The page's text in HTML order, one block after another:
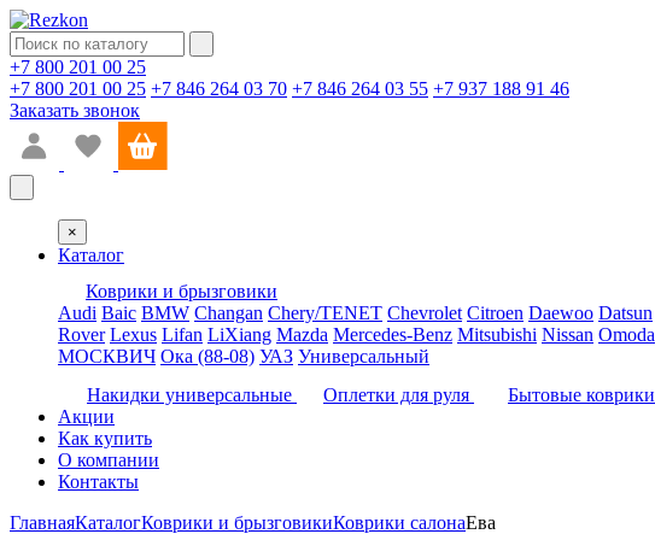
+7 800 201 00 25
+7 800 201 00 25 +7 846 264 03 70 +7 846 264 03 55 +7 937 188 91 46
Заказать звонок
×
Каталог
Коврики и брызговики
Audi Baic BMW Changan Chery/TENET Chevrolet Citroen Daewoo Datsun
Rover Lexus Lifan LiXiang Mazda Mercedes-Benz Mitsubishi Nissan Omoda
МОСКВИЧ Ока (88-08) УАЗ Универсальный
Накидки универсальные
Оплетки для руля Бытовые коврики
Акции
Как купить
О компании
Контакты
ГлавнаяКаталогКоврики и брызговикиКоврики салонаЕва